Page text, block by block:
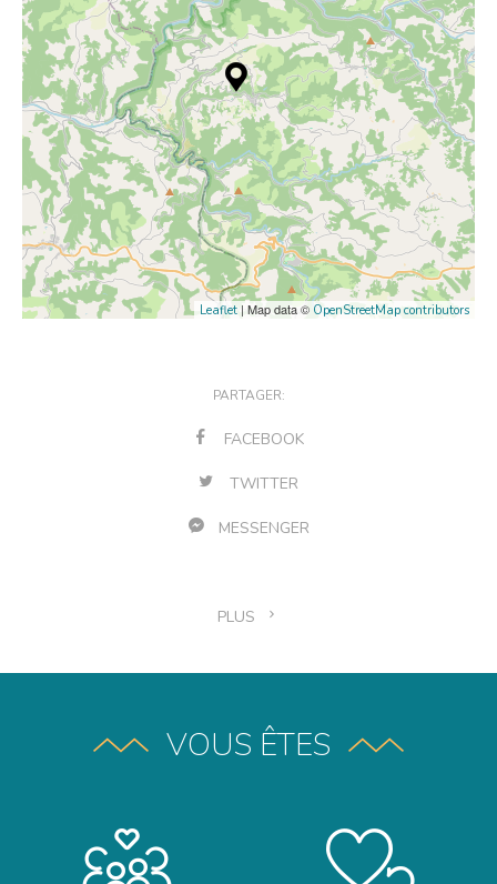
Leaflet | Map data © OpenStreetMap contributors
PARTAGER:
FACEBOOK
TWITTER
MESSENGER
PLUS
VOUS ÊTES